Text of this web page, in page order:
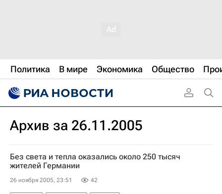
Политика В мире Экономика Общество
Архив за 26.11.2005
Без света и тепла оказались около 250 тысяч
жителей Германии
26 ноября 2005, 23:51 42